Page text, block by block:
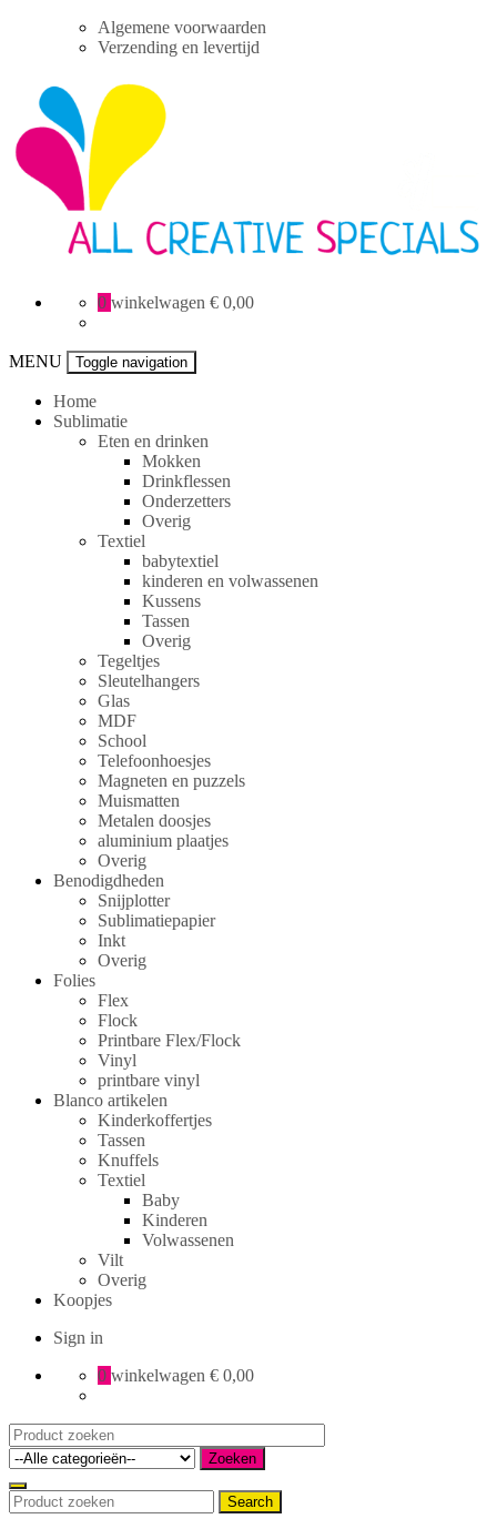
Algemene voorwaarden
Verzending en levertijd
Creative
0 winkelwagen € 0,00
MENU Toggle navigation
Home
Sublimatie
Eten en drinken
Mokken
Drinkflessen
Onderzetters
Overig
Textiel
babytextiel
kinderen en volwassenen
Kussens
Tassen
Overig
Tegeltjes
Sleutelhangers
Glas
MDF
School
Telefoonhoesjes
Magneten en puzzels
Muismatten
Metalen doosjes
aluminium plaatjes
Overig
Benodigdheden
Snijplotter
Sublimatiepapier
Inkt
Overig
Folies
Flex
Flock
Printbare Flex/Flock
Vinyl
printbare vinyl
Blanco artikelen
Kinderkoffertjes
Tassen
Knuffels
Textiel
Baby
Kinderen
Volwassenen
Vilt
Overig
Koopjes
Sign in
0 winkelwagen € 0,00
Search
for:
Zoeken
Search
for:
Search